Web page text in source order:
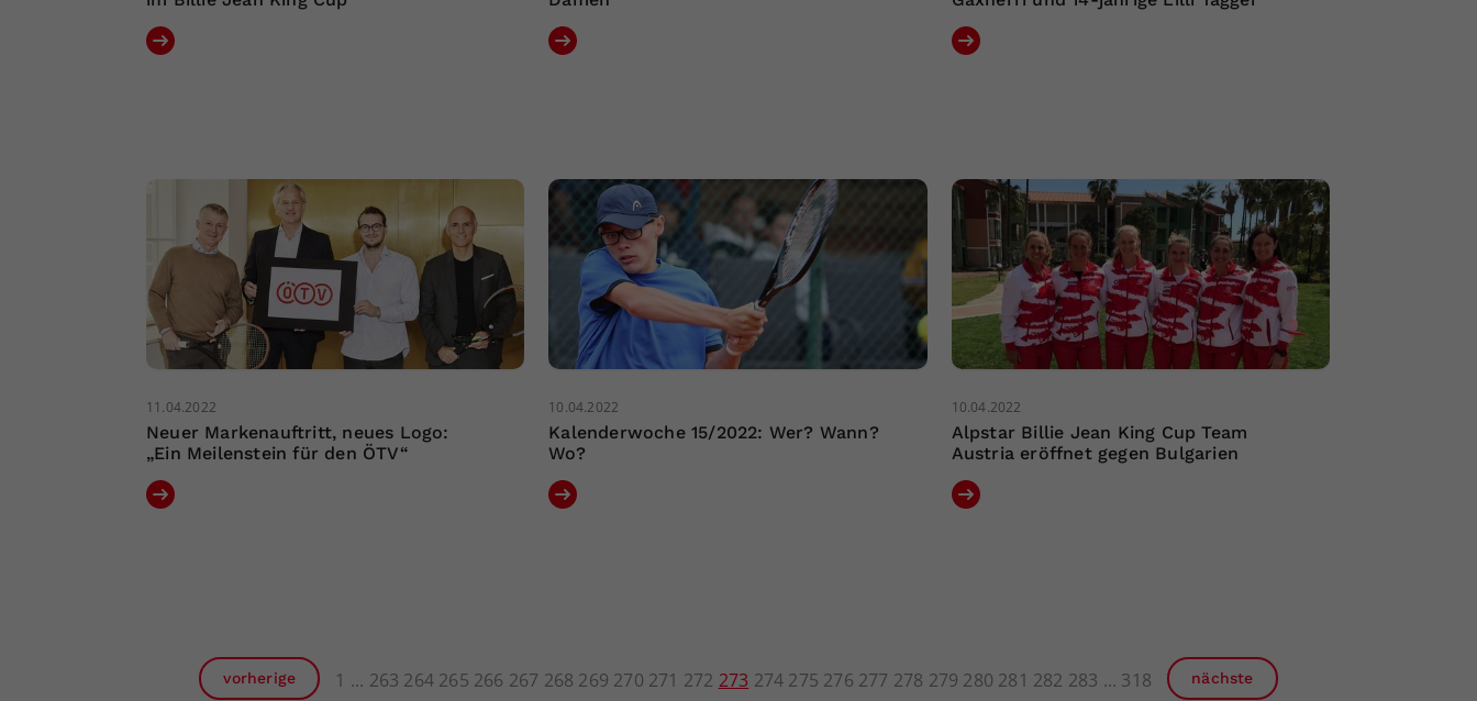
11.04.2022
Neuer Markenauftritt, neues Logo:
„Ein Meilenstein für den ÖTV“
10.04.2022
Kalenderwoche 15/2022: Wer? Wann?
Wo?
10.04.2022
Alpstar Billie Jean King Cup Team
Austria eröffnet gegen Bulgarien
vorherige 1 263 264 265 266 267 268 269 270 271 272 273 274 275 276 277 278 279 280 281 282 283 318 nächste